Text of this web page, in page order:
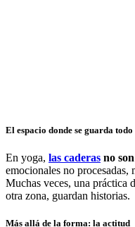
El espacio donde se guarda todo
En yoga, las caderas no
emocionales no
Muchas veces, una práctica
otra zona, guardan historias.
Más allá de la forma: la actitud